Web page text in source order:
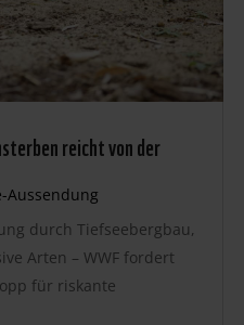
reicht von der
Aussendung
durch Tiefseebergbau,
Arten – WWF fordert
für riskante